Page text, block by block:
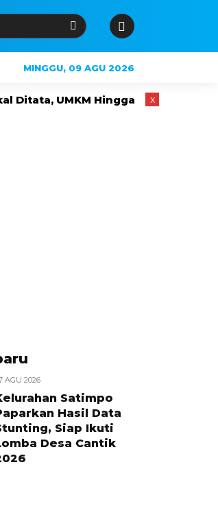
MINGGU, 09 AGU 2026
Hingga PKL Tak Langsung Digusur
AGU 2026
Satimpo
Hasil Data
Siap Ikuti
Desa Cantik
x